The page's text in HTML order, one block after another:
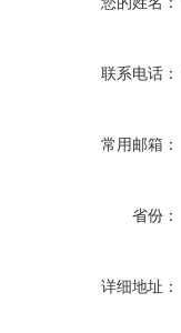
联系电话：
常用邮箱：
省份：
详细地址：